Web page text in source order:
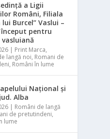
a Ligii
Români, Filiala
lui Burcel” Vaslui –
pentru
| Print Marca,
langă noi, Romani de
, Români în lume
Național și
Alba
| Români de langă
de pretutindeni,
lume